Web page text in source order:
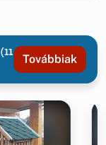
(11
Továbbiak